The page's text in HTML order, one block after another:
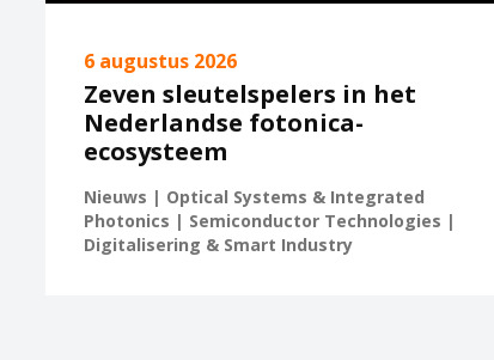
6 augustus 2026
Zeven sleutelspelers in het
Nederlandse fotonica-
ecosysteem
Nieuws | Optical Systems & Integrated
Photonics | Semiconductor Technologies |
Digitalisering & Smart Industry